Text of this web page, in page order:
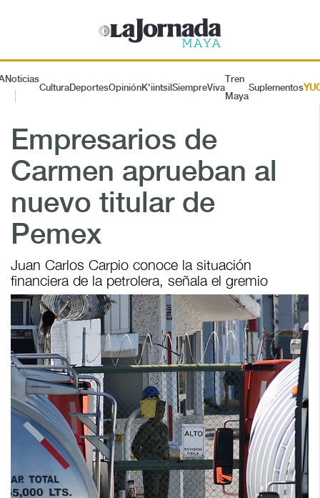
Noticias
CulturaDeportesOpiniónK'iintsil SiempreViva
Tren
Maya
Suplementos
Empresarios de
Carmen aprueban al
nuevo titular de
Pemex
Juan Carlos Carpio conoce la situación
financiera de la petrolera, señala el gremio